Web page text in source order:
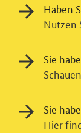
Haben
Nutzen
Sie
Sie
Hier